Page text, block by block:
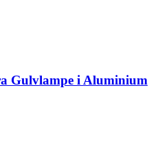
Gulvlampe i Aluminium